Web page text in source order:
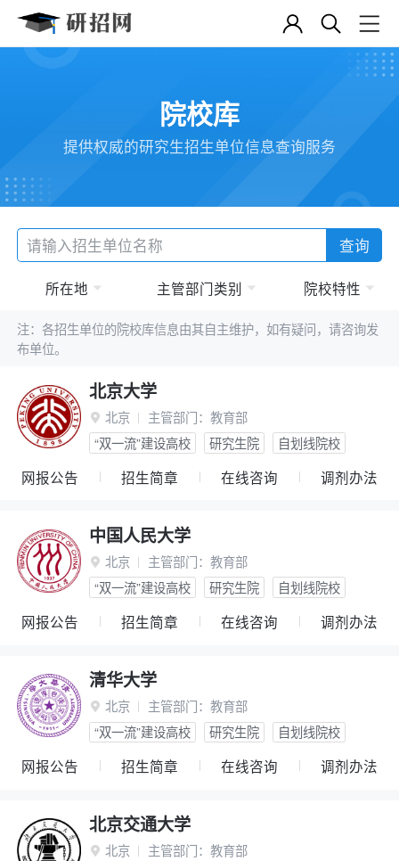
院校库
提供权威的研究生招生单位信息查询服务
查询
所在地 主管部门类别 院校特性
注：各招生单位的院校库信息由其自主维护，如有疑问，请咨询发
布单位。
北京大学
 北京 主管部门： 教育部
“双一流”建设高校
研究生院 自划线院校
网报公告 招生简章 在线咨询 调剂办法
中国人民大学
 北京 主管部门： 教育部
“双一流”建设高校
研究生院 自划线院校
网报公告 招生简章 在线咨询 调剂办法
清华大学
 北京 主管部门： 教育部
“双一流”建设高校
研究生院 自划线院校
网报公告 招生简章 在线咨询 调剂办法
北京交通大学
 北京 主管部门： 教育部